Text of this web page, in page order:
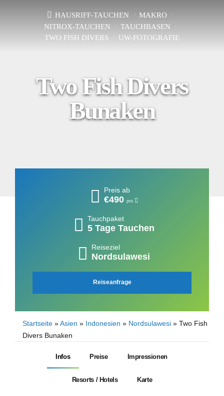
HAUSRIFF-TAUCHEN
MAKRO
NITROX-TAUCHEN
TAUCHBASEN
TWO FISH DIVERS
UW-FOTOGRAFIE
Two Fish Divers
Bunaken
Preis ab
€490 pro
Tauchpaket
5 Tage Tauchen
Reiseziel
Nordsulawesi
Reiseanfrage
Startseite »Asien » Indonesien » Nordsulawesi » Two Fish
Divers Bunaken
Infos Preise Impressionen
Resorts / Hotels Karte